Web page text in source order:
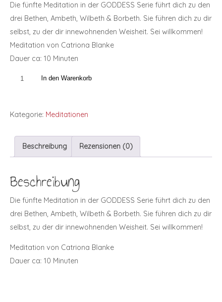
Die fünfte Meditation in der GODDESS Serie führt dich zu den
drei Bethen, Ambeth, Wilbeth & Borbeth. Sie führen dich zu dir
selbst, zu der dir innewohnenden Weisheit. Sei willkommen!
Meditation von Catriona Blanke
Dauer ca: 10 Minuten
In den Warenkorb
Kategorie: Meditationen
Beschreibung Rezensionen (0)
Beschreibung
Die fünfte Meditation in der GODDESS Serie führt dich zu den
drei Bethen, Ambeth, Wilbeth & Borbeth. Sie führen dich zu dir
selbst, zu der dir innewohnenden Weisheit. Sei willkommen!
Meditation von Catriona Blanke
Dauer ca: 10 Minuten